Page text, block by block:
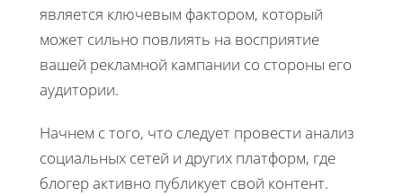
является ключевым фактором, который
может сильно повлиять на восприятие
вашей рекламной кампании со стороны его
аудитории.
Начнем с того, что следует провести анализ
социальных сетей и других платформ, где
блогер активно публикует свой контент.